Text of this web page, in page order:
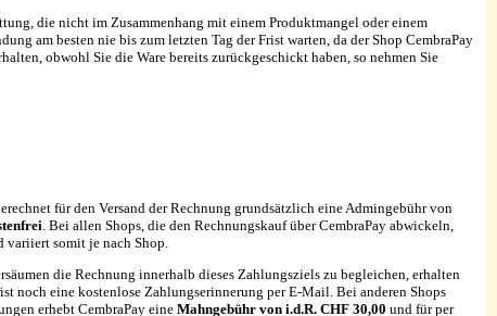
die nicht im Zusammenhang mit einem Produktmangel oder einem
am besten nie bis zum letzten Tag der Frist warten, da der Shop CembraPay
obwohl Sie die Ware bereits zurückgeschickt haben, so nehmen Sie
für den Versand der Rechnung grundsätzlich eine Admingebühr von
. Bei allen Shops, die den Rechnungskauf über CembraPay abwickeln,
variiert somit je nach Shop.
die Rechnung innerhalb dieses Zahlungsziels zu begleichen, erhalten
noch eine kostenlose Zahlungserinnerung per E-Mail. Bei anderen Shops
erhebt CembraPay eine Mahngebühr von i.d.R. CHF 30,00 und für per